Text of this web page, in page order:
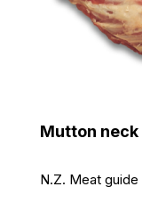
Mutton
N.Z. Meat